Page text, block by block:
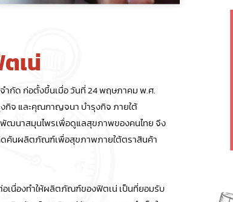
เน่
ำกัด ก่อตั้งขึ้นเมื่อ วันที่ 24 พฤษภาคม พ.ศ.
กิจ และคุณกาญจนา บำรุงกิจ ภายใต้
ฒนาสมุนไพรเพื่อดูแลสุขภาพของคนไทย จึง
ดค้นผลิตภัณฑ์เพื่อสุขภาพภายใต้ตราสินค้า
เนื่องทำให้ผลิตภัณฑ์ของฟิตเน่ เป็นที่ยอมรับ